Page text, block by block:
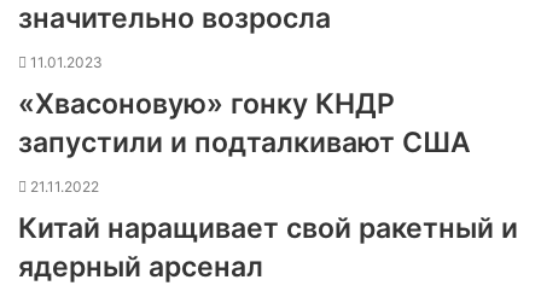
значительно возросла
11.01.2023
«Хвасоновую» гонку КНДР
запустили и подталкивают США
21.11.2022
Китай наращивает свой ракетный и
ядерный арсенал